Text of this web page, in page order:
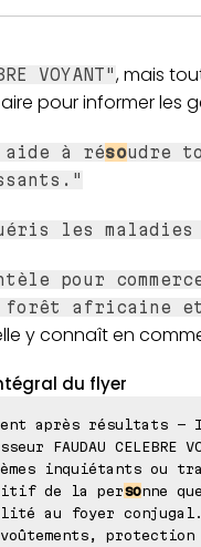
VOYANT", mais
pour informer les
aide à résoudre
les maladies
pour
africaine
y connaît en
du flyer
après résultats -
FAUDAU CELEBRE
inquiétants ou
de la personne
au foyer conjugal.